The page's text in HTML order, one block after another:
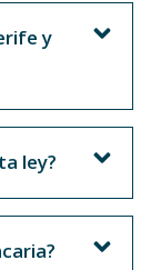
y
ley?